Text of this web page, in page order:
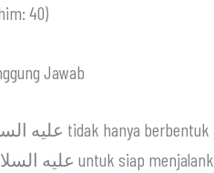
40)
Jawab